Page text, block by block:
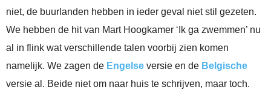
niet, de buurlanden hebben in ieder geval niet stil gezeten.
We hebben de hit van Mart Hoogkamer ‘Ik ga zwemmen’ nu
al in flink wat verschillende talen voorbij zien komen
namelijk. We zagen de Engelse versie en de Belgische
versie al. Beide niet om naar huis te schrijven, maar toch.